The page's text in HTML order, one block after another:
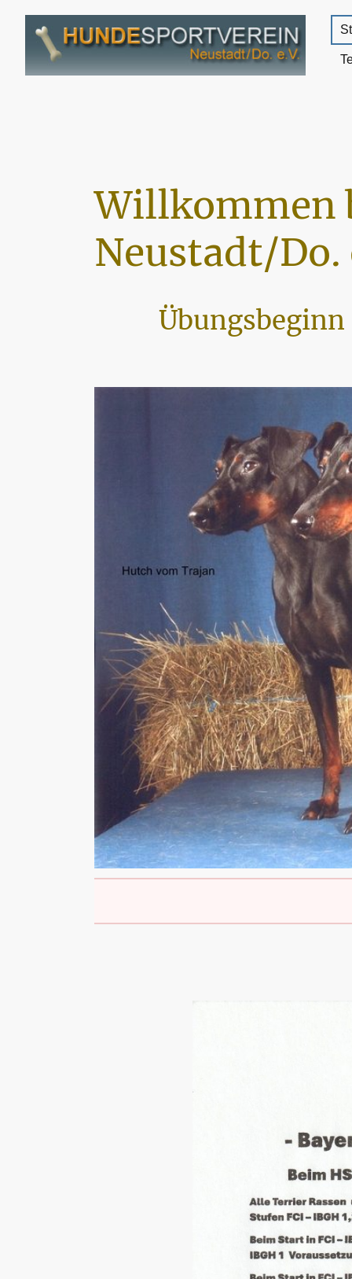
Willkommen
Neustadt/Do.
Übungsbeginn